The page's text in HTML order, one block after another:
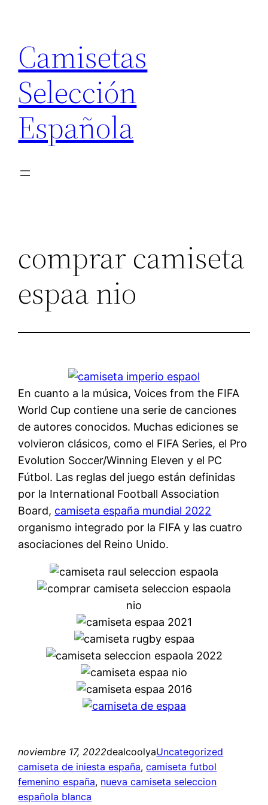
contenido
Camisetas
Selección
Española
comprar camiseta
espaa nio
En cuanto a la música, Voices from the FIFA
World Cup contiene una serie de canciones
de autores conocidos. Muchas ediciones se
volvieron clásicos, como el FIFA Series, el Pro
Evolution Soccer/Winning Eleven y el PC
Fútbol. Las reglas del juego están definidas
por la International Football Association
Board, camiseta españa mundial 2022
organismo integrado por la FIFA y las cuatro
asociaciones del Reino Unido.
noviembre 17, 2022dealcoolyaUncategorized
camiseta de iniesta españa, camiseta futbol
femenino españa, nueva camiseta seleccion
española blanca